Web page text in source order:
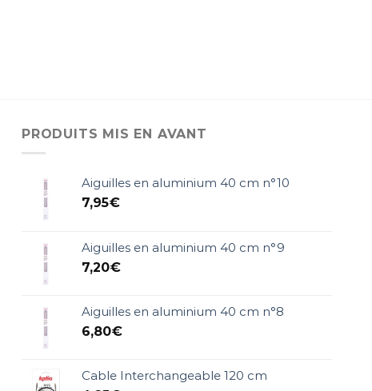
PRODUITS MIS EN AVANT
Aiguilles en aluminium 40 cm n°10
7,95€
Aiguilles en aluminium 40 cm n°9
7,20€
Aiguilles en aluminium 40 cm n°8
6,80€
Cable Interchangeable 120 cm